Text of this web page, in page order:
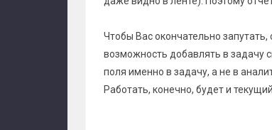
Чтобы Вас окончательно
возможность добавлять в задачу
поля именно в задачу, а не в
Работать, конечно, будет и